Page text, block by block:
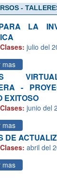
-
LA
julio del
mas
-
EXITOSO
junio del
mas
DE
abril del
mas